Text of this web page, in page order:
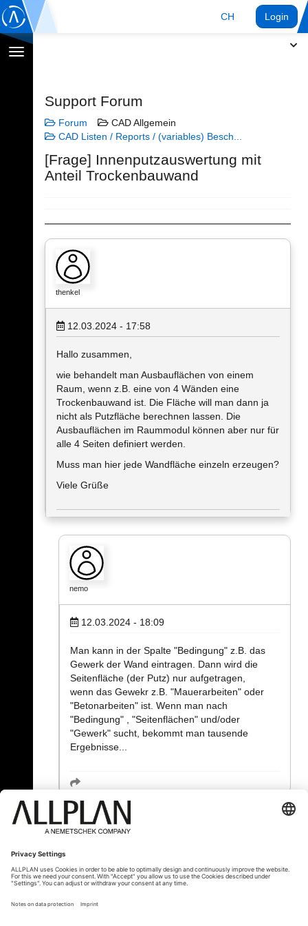
CH Login
Navigation
Support Forum
Forum
CAD Allgemein
CAD Listen / Reports / (variables) Besch...
[Frage] Innenputzauswertung mit
Anteil Trockenbauwand
thenkel
12.03.2024 - 17:58
Hallo zusammen,
wie behandelt man Ausbauflächen von einem
Raum, wenn z.B. eine von 4 Wänden eine
Trockenbauwand ist. Die Fläche will man dann ja
nicht als Putzfläche berechnen lassen. Die
Ausbauflächen im Raummodul können aber nur für
alle 4 Seiten definiert werden.
Muss man hier jede Wandfläche einzeln erzeugen?
Viele Grüße
nemo
12.03.2024 - 18:09
Man kann in der Spalte "Bedingung" z.B. das
Gewerk der Wand eintragen. Dann wird die
Seitenfläche (der Putz) nur aufgetragen,
wenn das Gewekr z.B. "Mauerarbeiten" oder
"Betonarbeiten" ist. Wenn man nach
"Bedingung" , "Seitenflächen" und/oder
"Gewerk" sucht, bekommt man tausende
Ergebnisse...
« Zurück